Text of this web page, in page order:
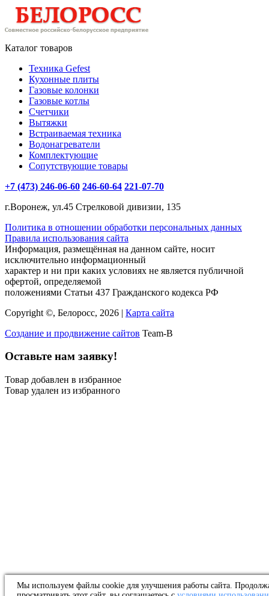
Каталог товаров
Техника Gefest
Кухонные плиты
Газовые колонки
Газовые котлы
Счетчики
Вытяжки
Встраиваемая техника
Водонагреватели
Комплектующие
Сопутствующие товары
+7 (473) 246-06-60 246-60-64 221-07-70
г.Воронеж, ул.45 Стрелковой дивизии, 135
Политика в отношении обработки персональных данных
Правила использования сайта
Информация, размещённая на данном сайте, носит
исключительно информационный
характер и ни при каких условиях не является публичной
офертой, определяемой
положениями Статьи 437 Гражданского кодекса РФ
Copyright ©, Белоросс, 2026 | Карта сайта
Создание и продвижение сайтов Team-B
Оставьте нам заявку!
Товар добавлен в избранное
Товар удален из избранного
Мы используем файлы cookie для улучшения работы сайта.